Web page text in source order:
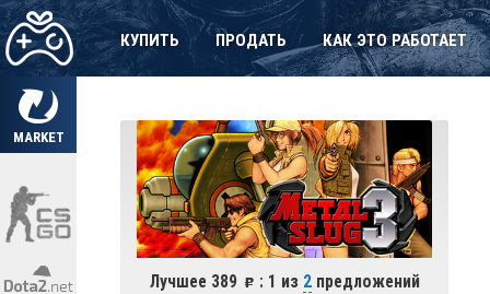
MARKET
КУПИТЬ ПРОДАТЬ КАК ЭТО РАБОТАЕТ
Лучшее 389 : 1 из 2предложений